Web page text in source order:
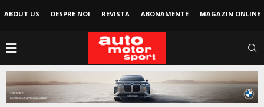
ABOUT US DESPRE NOI REVISTA ABONAMENTE MAGAZIN ONLINE